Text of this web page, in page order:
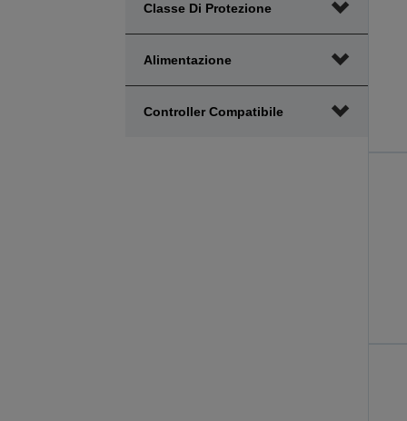
Classe Di Protezione
Alimentazione
Controller Compatibile